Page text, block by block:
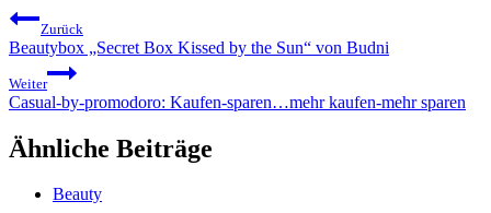
Zurück
Beautybox „Secret Box Kissed by the Sun“ von Budni
Weiter
Casual-by-promodoro: Kaufen-sparen…mehr kaufen-mehr sparen
Ähnliche Beiträge
Beauty